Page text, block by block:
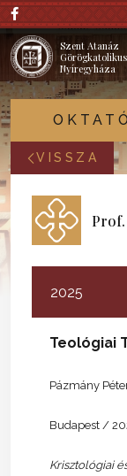
Szent Atanáz
Nyíregyháza
VISSZA
2025
Teológiai
Pázmány
Budapest /
Krisztológiai